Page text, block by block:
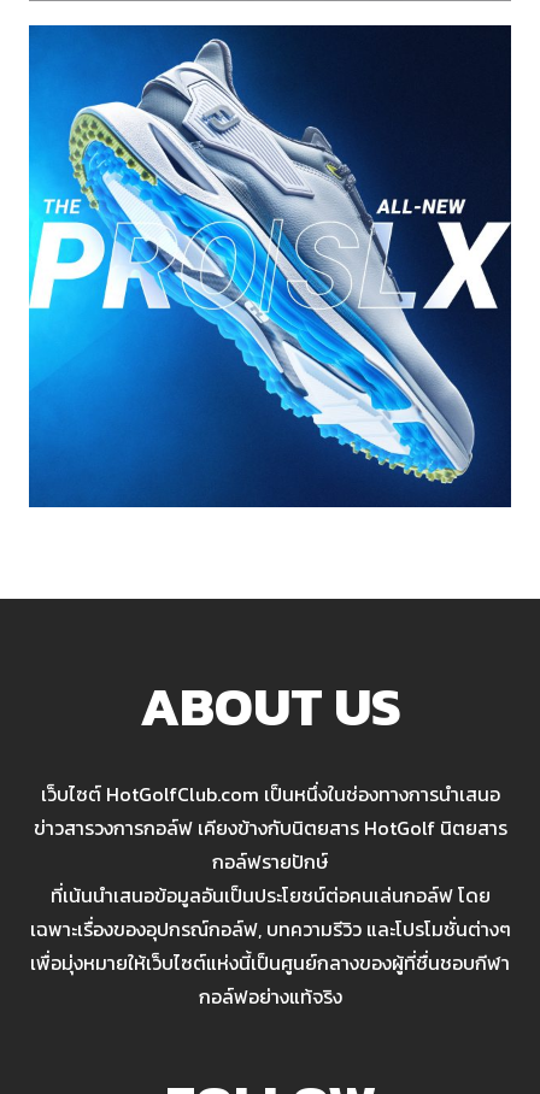
ABOUT US
เว็บไซต์ HotGolfClub.com เป็นหนึ่งในช่องทางการนำเสนอ
ข่าวสารวงการกอล์ฟ เคียงข้างกับนิตยสาร HotGolf นิตยสาร
กอล์ฟรายปักษ์
ที่เน้นนำเสนอข้อมูลอันเป็นประโยชน์ต่อคนเล่นกอล์ฟ โดย
เฉพาะเรื่องของอุปกรณ์กอล์ฟ, บทความรีวิว และโปรโมชั่นต่างๆ
เพื่อมุ่งหมายให้เว็บไซต์แห่งนี้เป็นศูนย์กลางของผู้ที่ชื่นชอบกีฬา
กอล์ฟอย่างแท้จริง